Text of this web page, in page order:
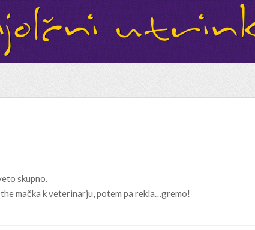
skupno.
mačka k veterinarju, potem pa rekla…gremo!